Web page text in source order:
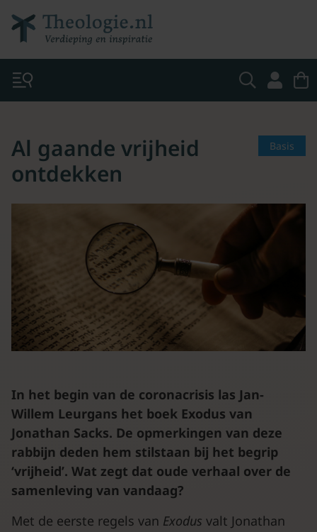
Basis
Al gaande vrijheid
ontdekken
In het begin van de coronacrisis las Jan-
Willem Leurgans het boek Exodus van
Jonathan Sacks. De opmerkingen van deze
rabbijn deden hem stilstaan bij het begrip
‘vrijheid’. Wat zegt dat oude verhaal over de
samenleving van vandaag?
Met de eerste regels van Exodus valt Jonathan